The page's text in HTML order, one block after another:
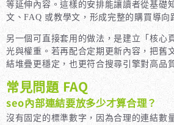
等延伸內容。這樣的安排能讓讀者從基礎
文、FAQ 或教學文，形成完整的購買導
另一個可直接套用的做法，是建立「核心
光與權重。若再配合定期更新內容，把舊
結堆疊更穩定，也更符合搜尋引擎對高品
常見問題 FAQ
seo內部連結要放多少才算合理？
沒有固定的標準數字，因為合理的連結數